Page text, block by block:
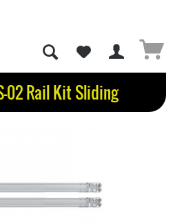
02 Rail Kit Sliding